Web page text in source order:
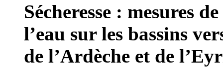
Sécheresse : mesures
l’eau sur les bassins
de l’Ardèche et de